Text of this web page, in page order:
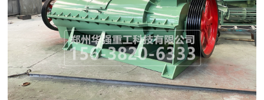
较好的保持原料内部各营...